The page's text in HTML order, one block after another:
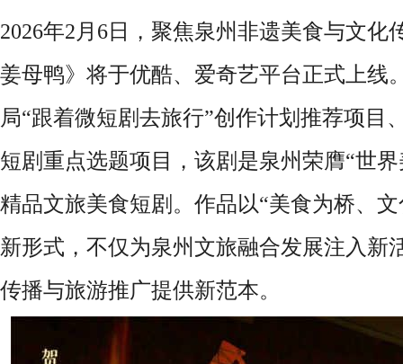
2026年2月6日，聚焦泉州非遗美食与文化
姜母鸭》将于优酷、爱奇艺平台正式上线
局“跟着微短剧去旅行”创作计划推荐项目
短剧重点选题项目，该剧是泉州荣膺“世
精品文旅美食短剧。作品以“美食为桥、
新形式，不仅为泉州文旅融合发展注入新
传播与旅游推广提供新范本。